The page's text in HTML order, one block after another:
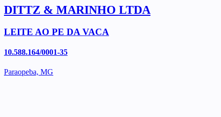
DITTZ & MARINHO LTDA
LEITE AO PE DA VACA
10.588.164/0001-35
Paraopeba, MG